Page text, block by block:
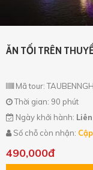
ĂN TỐI TRÊN
Mã tour:
Thời gian: 90 phút
Ngày khởi hành:
Số chỗ còn nhận:
490,000đ